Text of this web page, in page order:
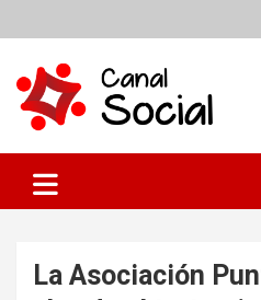
content
Canal Social
La Asociación